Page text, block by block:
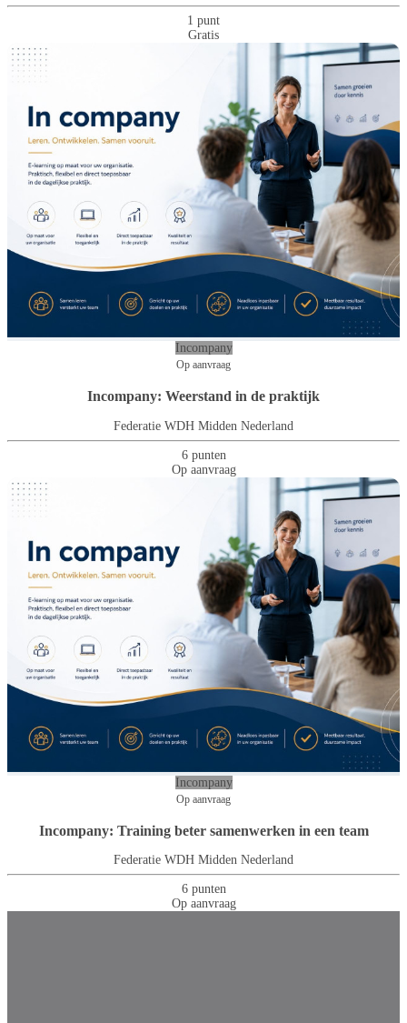
Consultatieve psychiatrie in de
huisartsenpraktijk
Suïcide en suïcidaal gedrag in de
huisartsenpraktijk
1 punt
Gratis
Incompany
Op aanvraag
Incompany: Weerstand in de praktijk
Federatie WDH Midden Nederland
6 punten
Op aanvraag
Incompany
Op aanvraag
Incompany: Training beter samenwerken in een team
Federatie WDH Midden Nederland
6 punten
Op aanvraag
Moeders en pasgeboren kinderen
Nascholing Obstipatie